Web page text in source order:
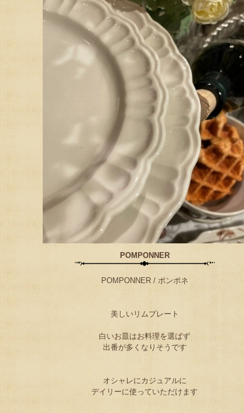
POMPONNER
POMPONNER / ポンポネ
美しいリムプレート
白いお皿はお料理を選ばず
出番が多くなりそうです
オシャレにカジュアルに
デイリーに使っていただけます